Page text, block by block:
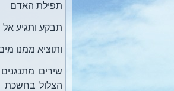
תפילת האדם
תבקע ותגיע
ותוציא ממנו
שירים
הצלול בחשכת